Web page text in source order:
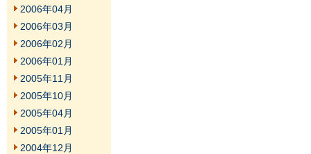
2006年04月
2006年03月
2006年02月
2006年01月
2005年11月
2005年10月
2005年04月
2005年01月
2004年12月